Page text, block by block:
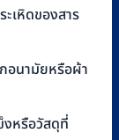
ะเหิดของสาร
อนามัยหรือผ้า
งหรือวัสดุที่